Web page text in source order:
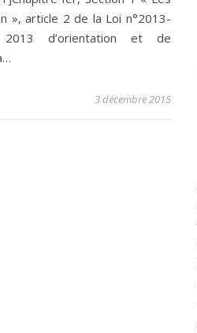
», article 2 de la Loi n°2013-
d’orientation et de
3 décembre 2015